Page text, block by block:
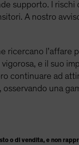
supporto. I rischi
A nostro
ricercano l’affare
e il suo
continuare ad
una
o di vendita, e non